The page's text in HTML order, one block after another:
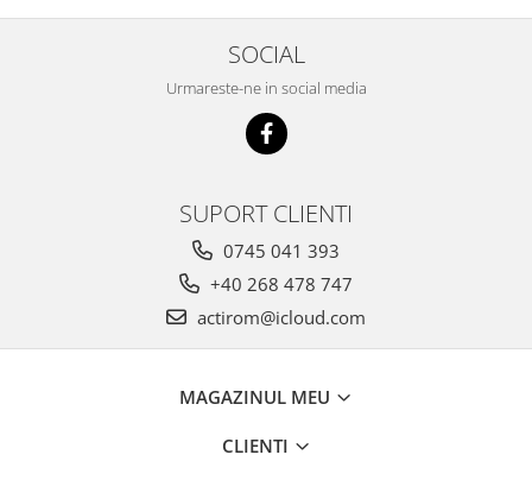
SOCIAL
Urmareste-ne in social media
SUPORT CLIENTI
0745 041 393
+40 268 478 747
actirom@icloud.com
MAGAZINUL MEU
CLIENTI